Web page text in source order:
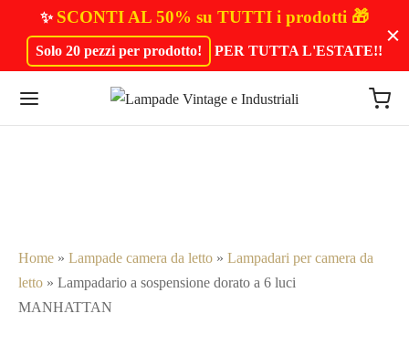
✨ SCONTI AL 50% su TUTTI i prodotti 🎁
Solo 20 pezzi per prodotto! PER TUTTA L'ESTATE!!
Home » Lampade camera da letto » Lampadari per camera da
letto » Lampadario a sospensione dorato a 6 luci
MANHATTAN